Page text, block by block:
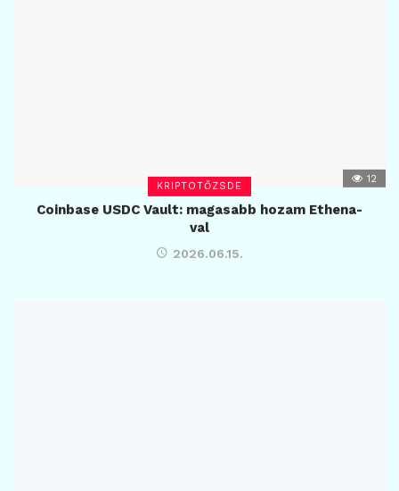
KRIPTOTŐZSDE
12
Coinbase USDC Vault: magasabb hozam Ethena-
val
2026.06.15.